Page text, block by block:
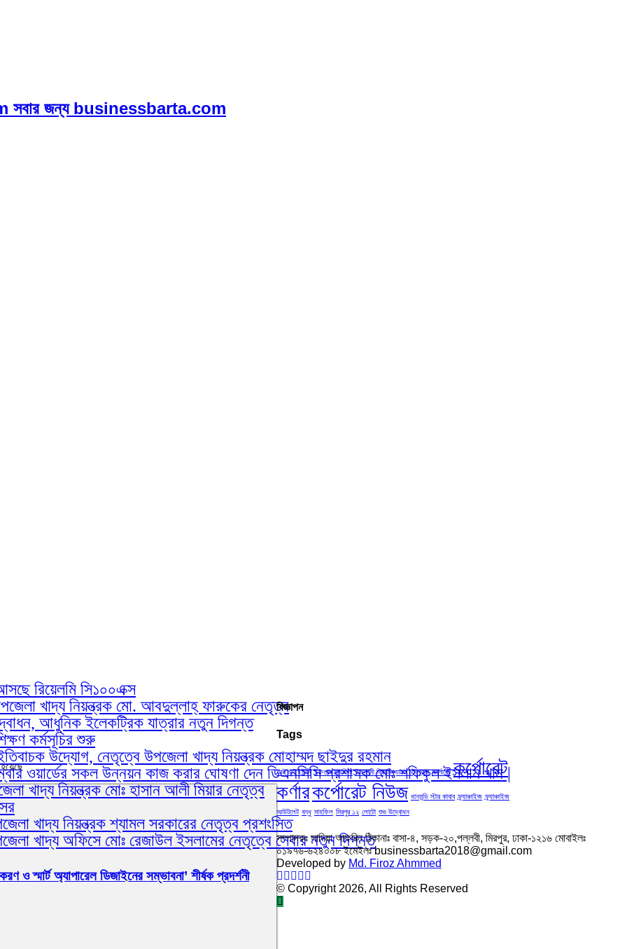
জন্য businessbarta.com
রিয়েলমি সি১০০এক্স
খাদ্য নিয়ন্ত্রক মো. আবদুল্লাহ্ ফারুকের নেতৃত্ব
আধুনিক ইলেকট্রিক যাত্রার নতুন দিগন্ত
কর্মসূচির শুরু
উদ্যোগ, নেতৃত্বে উপজেলা খাদ্য নিয়ন্ত্রক মোহাম্মদ ছাইদুর রহমান
ওয়ার্ডের সকল উন্নয়ন কাজ করার ঘোষণা দেন ডিএনসিসি প্রশাসক মোঃ শফিকুল ইসলাম খান |
খাদ্য নিয়ন্ত্রক মোঃ হাসান আলী মিয়ার নেতৃত্ব
খাদ্য নিয়ন্ত্রক শ্যামল সরকারের নেতৃত্ব প্রশংসিত
খাদ্য অফিসে মোঃ রেজাউল ইসলামের নেতৃত্বে সেবার নতুন দিগন্ত
ও স্মার্ট অ্যাপারেল ডিজাইনের সম্ভাবনা’ শীর্ষক প্রদর্শনী
বিজ্ঞাপন
Tags
আইআইইউসি ইফতার মাহফিল ইসলামী বিশ্ববিদ্যালয় চট্রগ্রাম কর্পোরেট কর্পোরেট
কর্ণারকর্পোরেট নিউজ ধানমন্ডি স্টার কাবাব ফ্র্যাঞ্চাইজ ফ্র্যাঞ্চাইজ
আউটলেট বন্ধু মাহফিল মিরপুর ১২ লোটো শুভ উদ্বোধন
সম্পাদকঃ সাদিয়া আফরিন ঠিকানাঃ বাসা-৪, সড়ক-২০,পল্লবী, মিরপুর, ঢাকা-১২১৬ মোবাইলঃ
০১৯৭৬-৬২৪০০৮ ইমেইলঃ businessbarta2018@gmail.com
Developed by Md. Firoz Ahmmed
© Copyright 2026, All Rights Reserved